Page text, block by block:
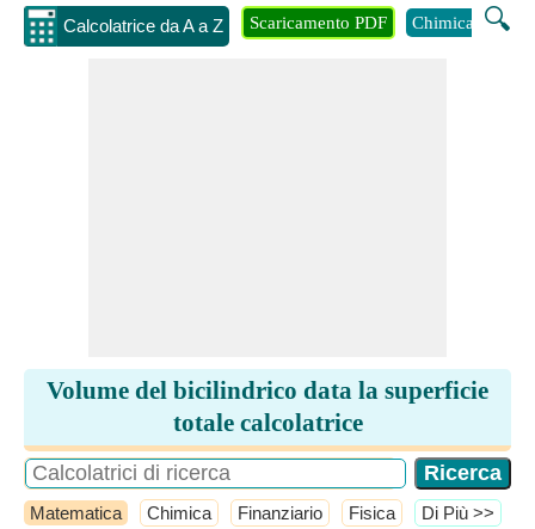
Calcolatrice da A a Z 🔍
Scaricamento PDF Chimica
Volume del bicilindrico data la superficie
totale calcolatrice
Matematica Chimica Finanziario Fisica ​Di Più >>